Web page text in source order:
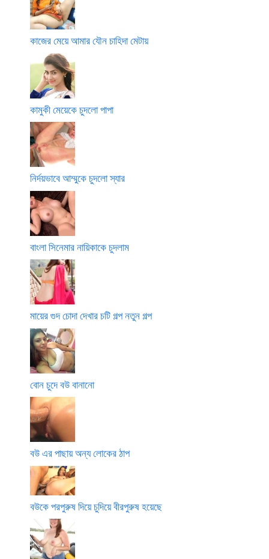
কাজের মেয়ে আমার যৌন চাহিদা মেটায়
কামুকী মেয়েকে চুদলো পাপা
নির্দয়ভাবে আম্মুকে চুদলো স্যার
বাংলা সিনেমার নায়িকাকে চুদলাম
মায়ের গুদ চোদা দেখার চটি গল্প নতুন গল্প
বোন চুদে বউ বানানো
বউ এর পাছায় অন্য লোকের ঠাপ
বউকে পরপুরুষ দিয়ে চুদিয়ে বীরপুরুষ হয়েছে